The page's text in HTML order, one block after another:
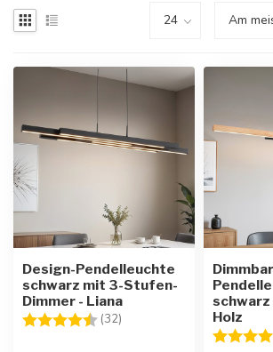
Design-Pendelleuchte
schwarz mit 3-Stufen-
Dimmer - Liana
Bewertung:
(32) 4.4 von 5 SternenHolz